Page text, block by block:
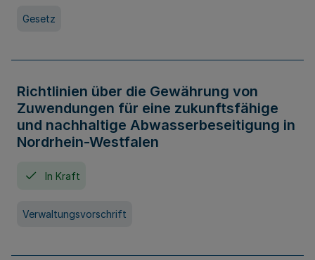
Gesetz
Richtlinien über die Gewährung von
Zuwendungen für eine zukunftsfähige
und nachhaltige Abwasserbeseitigung in
Nordrhein-Westfalen
In Kraft
Verwaltungsvorschrift